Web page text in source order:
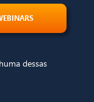
dessas